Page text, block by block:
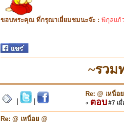
ขอบพระคุณ ที่กรุณาเยี่ยมชมนะจ๊ะ : พิกุลแก้
~รวม
Re: @ เหนื่อ
« ตอบ #7 เมื่
Re: @ เหนื่อย @